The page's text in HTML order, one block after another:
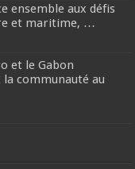
ensemble aux défis
et maritime, …
et le Gabon
communauté au